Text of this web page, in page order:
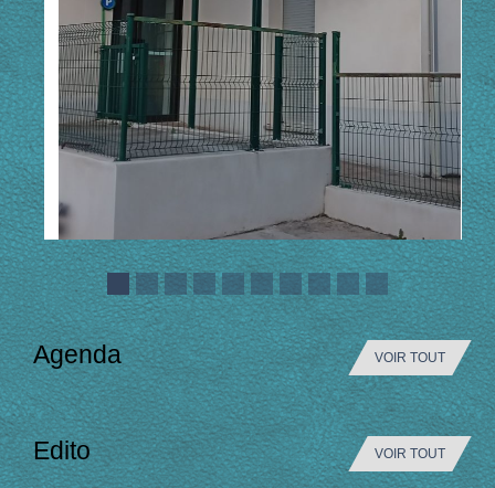
Agenda VOIR TOUT
Edito VOIR TOUT